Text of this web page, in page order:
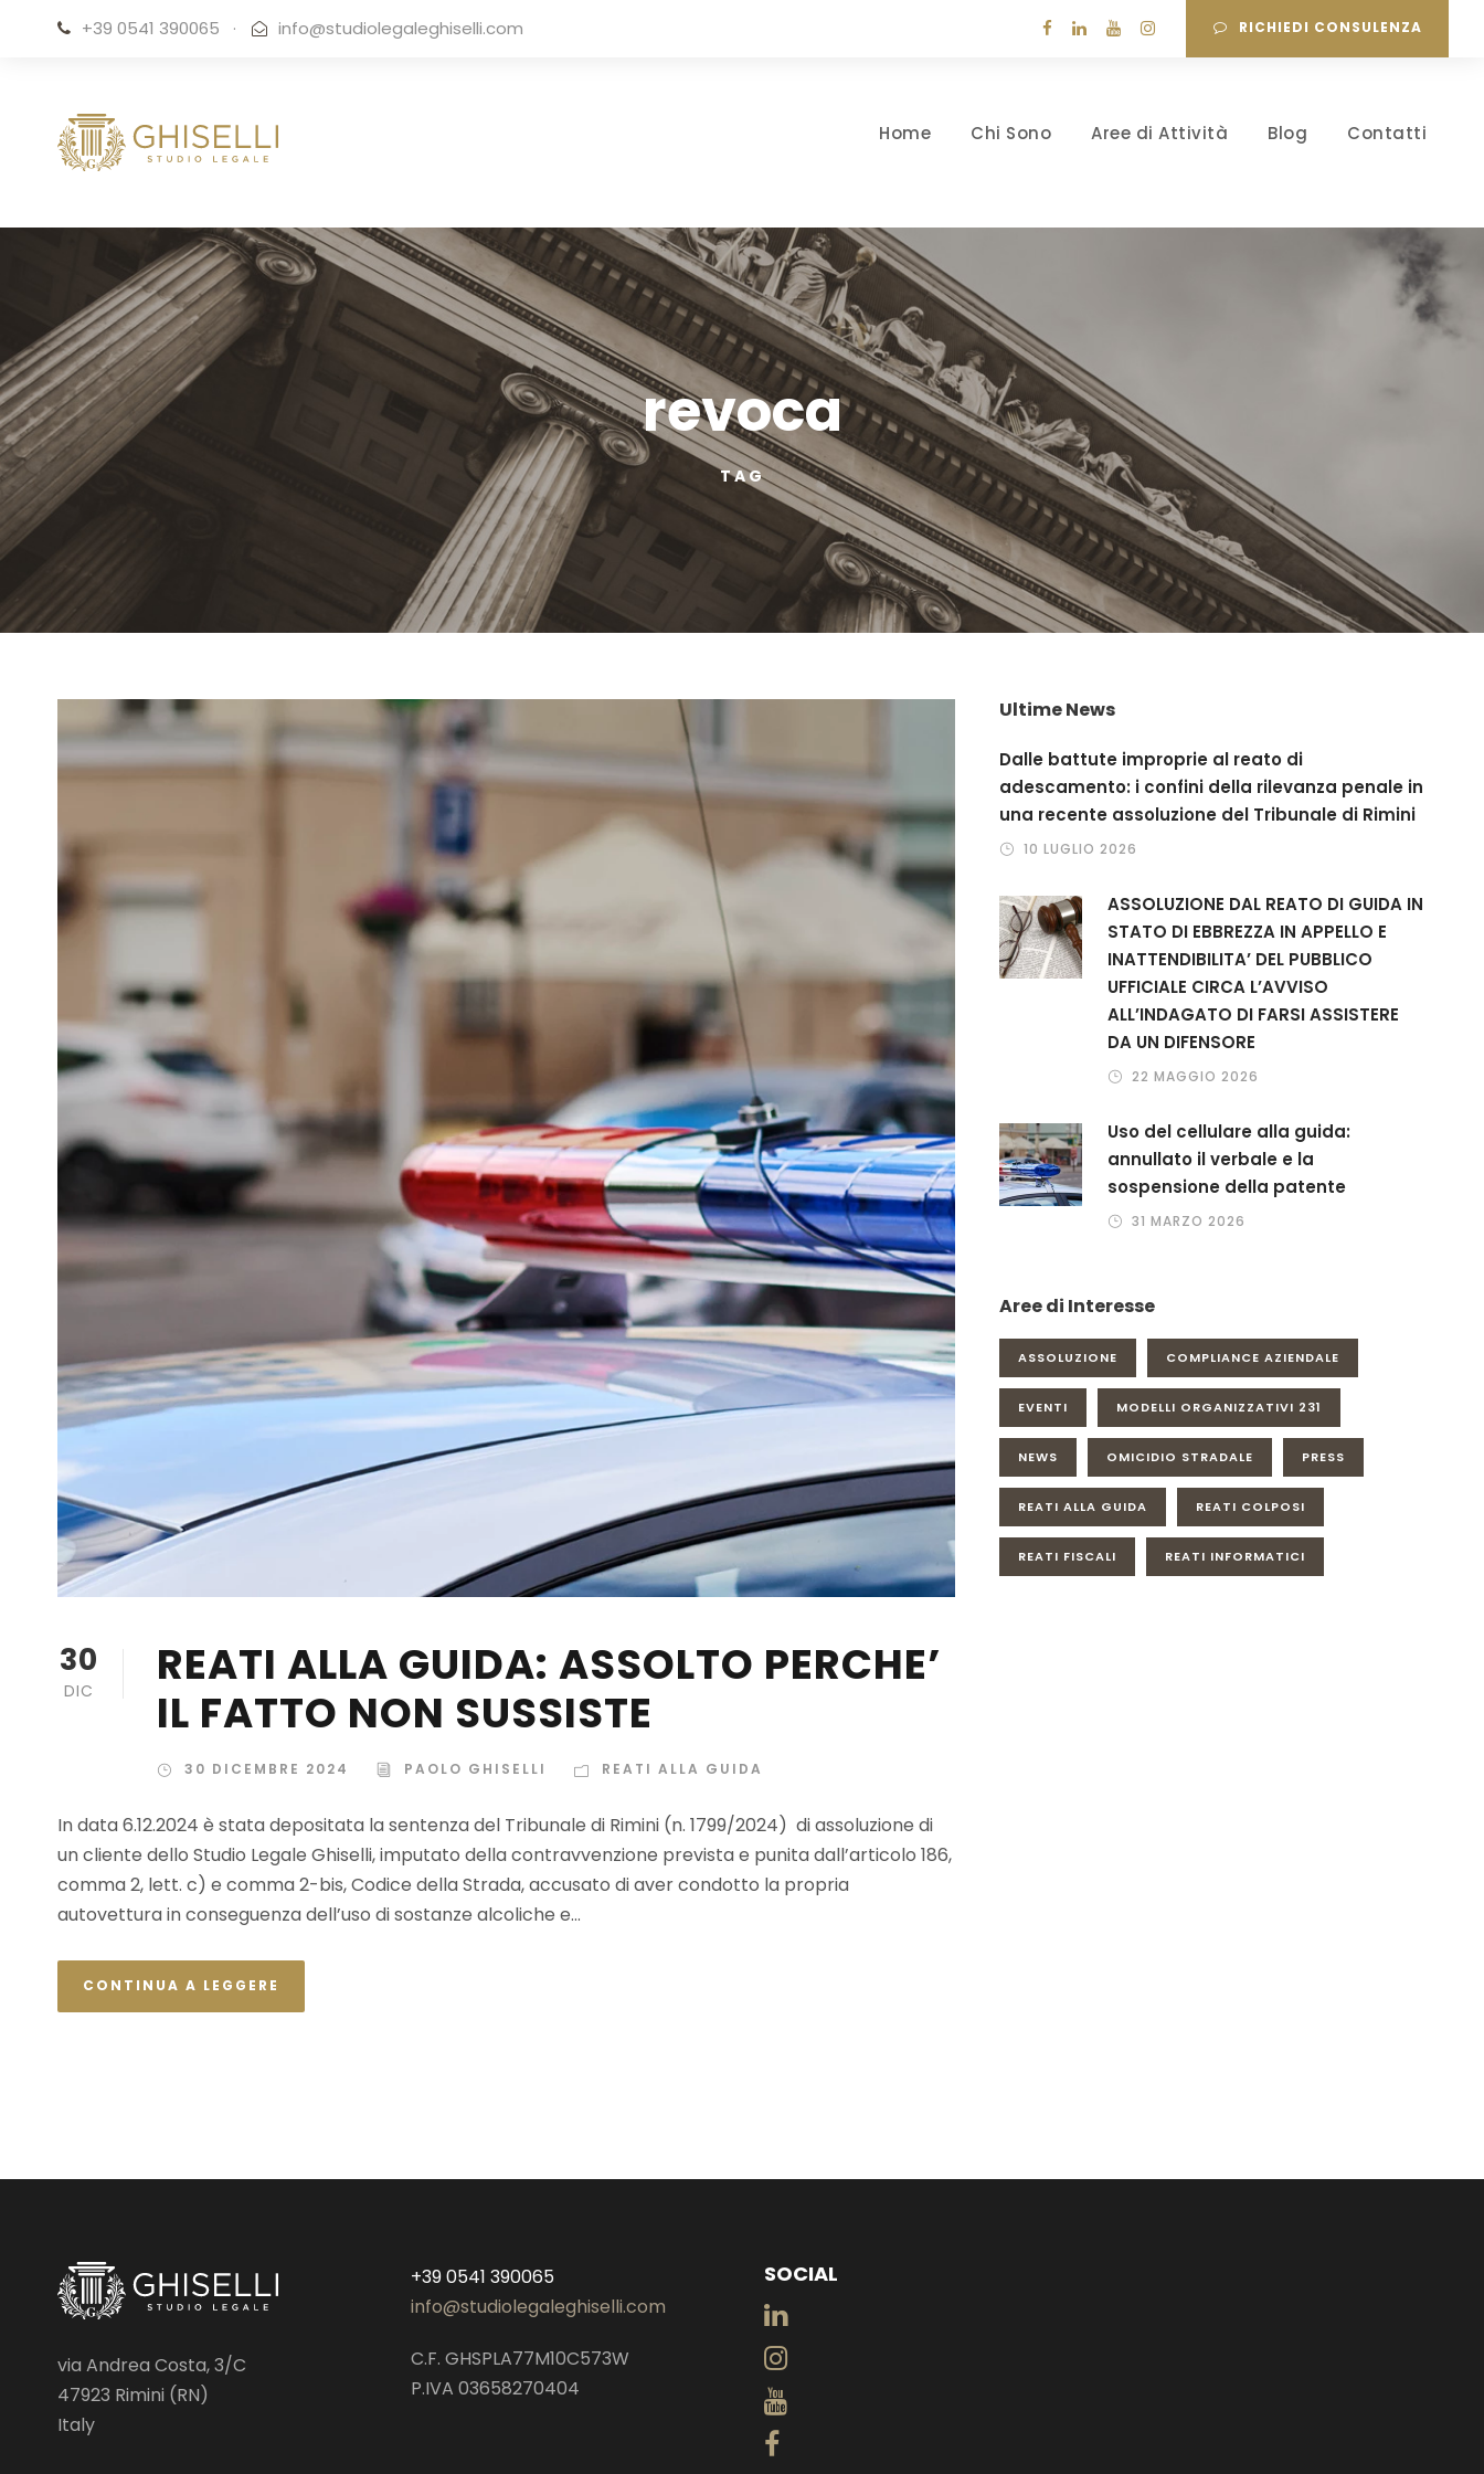
+39 0541 390065 · info@studiolegaleghiselli.com RICHIEDI CONSULENZA
Home Chi Sono Aree di Attività Blog Contatti
revoca
TAG
30
DIC
REATI ALLA GUIDA: ASSOLTO PERCHE’
IL FATTO NON SUSSISTE
30 DICEMBRE 2024 PAOLO GHISELLI REATI ALLA GUIDA
In data 6.12.2024 è stata depositata la sentenza del Tribunale di Rimini (n. 1799/2024) di assoluzione di
un cliente dello Studio Legale Ghiselli, imputato della contravvenzione prevista e punita dall’articolo 186,
comma 2, lett. c) e comma 2-bis, Codice della Strada, accusato di aver condotto la propria
autovettura in conseguenza dell’uso di sostanze alcoliche e...
CONTINUA A LEGGERE
Ultime News
Dalle battute improprie al reato di
adescamento: i confini della rilevanza penale in
una recente assoluzione del Tribunale di Rimini
10 LUGLIO 2026
ASSOLUZIONE DAL REATO DI GUIDA IN
STATO DI EBBREZZA IN APPELLO E
INATTENDIBILITA’ DEL PUBBLICO
UFFICIALE CIRCA L’AVVISO
ALL’INDAGATO DI FARSI ASSISTERE
DA UN DIFENSORE
22 MAGGIO 2026
Uso del cellulare alla guida:
annullato il verbale e la
sospensione della patente
31 MARZO 2026
Aree di Interesse
ASSOLUZIONE COMPLIANCE AZIENDALE
EVENTI MODELLI ORGANIZZATIVI 231
NEWS OMICIDIO STRADALE PRESS
REATI ALLA GUIDA REATI COLPOSI
REATI FISCALI REATI INFORMATICI
via Andrea Costa, 3/C
47923 Rimini (RN)
Italy
+39 0541 390065
info@studiolegaleghiselli.com
C.F. GHSPLA77M10C573W
P.IVA 03658270404
SOCIAL